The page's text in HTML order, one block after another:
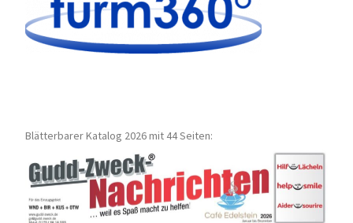
Blätterbarer Katalog 2026 mit 44 Seiten: